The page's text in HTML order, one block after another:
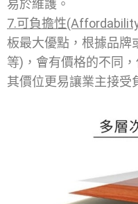
易於維護。
7.可負擔性
板最大優點，根據品牌
等)，會有價格的不同
其價位更易讓業主接受